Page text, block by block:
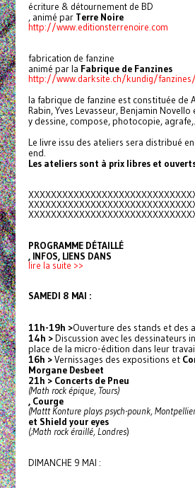
écriture & détournement de BD
, animé par Terre Noire
http://www.editionsterrenoire.com
fabrication de fanzine
animé par la Fabrique de Fanzines
http://www.darksite.ch/kundig/
la fabrique de fanzine est constituée de
Rabin, Yves Levasseur, Benjamin
y dessine, compose, photocopie,
Le livre issu des ateliers sera distribué
end.
Les ateliers sont à prix libres et
PROGRAMME DÉTAILLÉ
, INFOS, LIENS DANS
lire la suite >>
SAMEDI 8 MAI :
11h-19h >Ouverture des stands et des
14h >Discussion avec les dessinateurs
place de la micro-édition dans leur
16h >Vernissages des expositions et
Morgane Desbeet
21h > Concerts de Pneu
(Math rock épique, Tours)
, Courge
(Mattt Konture plays psych-pounk,
et Shield your eyes
(;Math rock éraillé, Londres)
DIMANCHE 9 MAI :